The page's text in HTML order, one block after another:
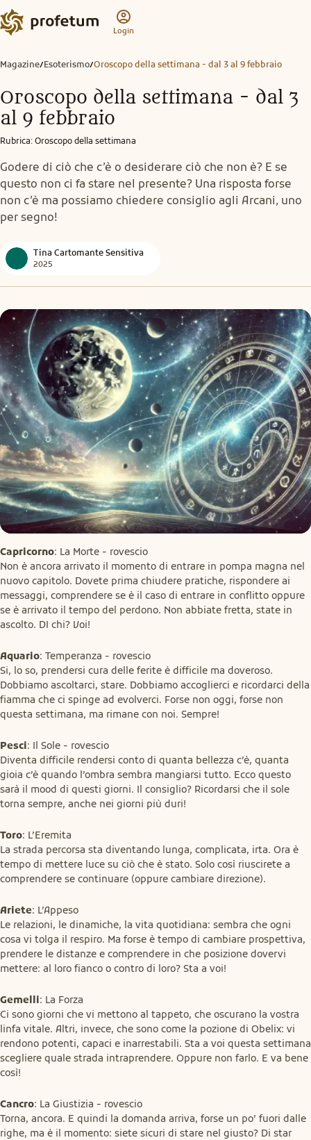
Login
Magazine/Esoterismo/Oroscopo della settimana - dal 3 al 9 febbraio
Oroscopo della settimana - dal 3
al 9 febbraio
Rubrica: Oroscopo della settimana
Godere di ciò che c’è o desiderare ciò che non è? E se
questo non ci fa stare nel presente? Una risposta forse
non c’è ma possiamo chiedere consiglio agli Arcani, uno
per segno!
Tina Cartomante Sensitiva
2025
Capricorno: La Morte - rovescio
Non è ancora arrivato il momento di entrare in pompa magna nel
nuovo capitolo. Dovete prima chiudere pratiche, rispondere ai
messaggi, comprendere se è il caso di entrare in conflitto oppure
se è arrivato il tempo del perdono. Non abbiate fretta, state in
ascolto. DI chi? Voi!
Aquario: Temperanza - rovescio
Si, lo so, prendersi cura delle ferite è difficile ma doveroso.
Dobbiamo ascoltarci, stare. Dobbiamo accoglierci e ricordarci della
fiamma che ci spinge ad evolverci. Forse non oggi, forse non
questa settimana, ma rimane con noi. Sempre!
Pesci: Il Sole - rovescio
Diventa difficile rendersi conto di quanta bellezza c’è, quanta
gioia c’è quando l’ombra sembra mangiarsi tutto. Ecco questo
sarà il mood di questi giorni. Il consiglio? Ricordarsi che il sole
torna sempre, anche nei giorni più duri!
Toro: L’Eremita
La strada percorsa sta diventando lunga, complicata, irta. Ora è
tempo di mettere luce su ciò che è stato. Solo così riuscirete a
comprendere se continuare (oppure cambiare direzione).
Ariete: L’Appeso
Le relazioni, le dinamiche, la vita quotidiana: sembra che ogni
cosa vi tolga il respiro. Ma forse è tempo di cambiare prospettiva,
prendere le distanze e comprendere in che posizione dovervi
mettere: al loro fianco o contro di loro? Sta a voi!
Gemelli: La Forza
Ci sono giorni che vi mettono al tappeto, che oscurano la vostra
linfa vitale. Altri, invece, che sono come la pozione di Obelix: vi
rendono potenti, capaci e inarrestabili. Sta a voi questa settimana
scegliere quale strada intraprendere. Oppure non farlo. E va bene
così!
Cancro: La Giustizia - rovescio
Torna, ancora. E quindi la domanda arriva, forse un po’ fuori dalle
righe, ma è il momento: siete sicuri di stare nel giusto? Di star